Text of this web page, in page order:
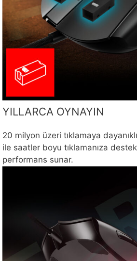
YILLARCA OYNAYIN
20 milyon üzeri tıklamaya
ile saatler boyu tıklamanıza
performans sunar.